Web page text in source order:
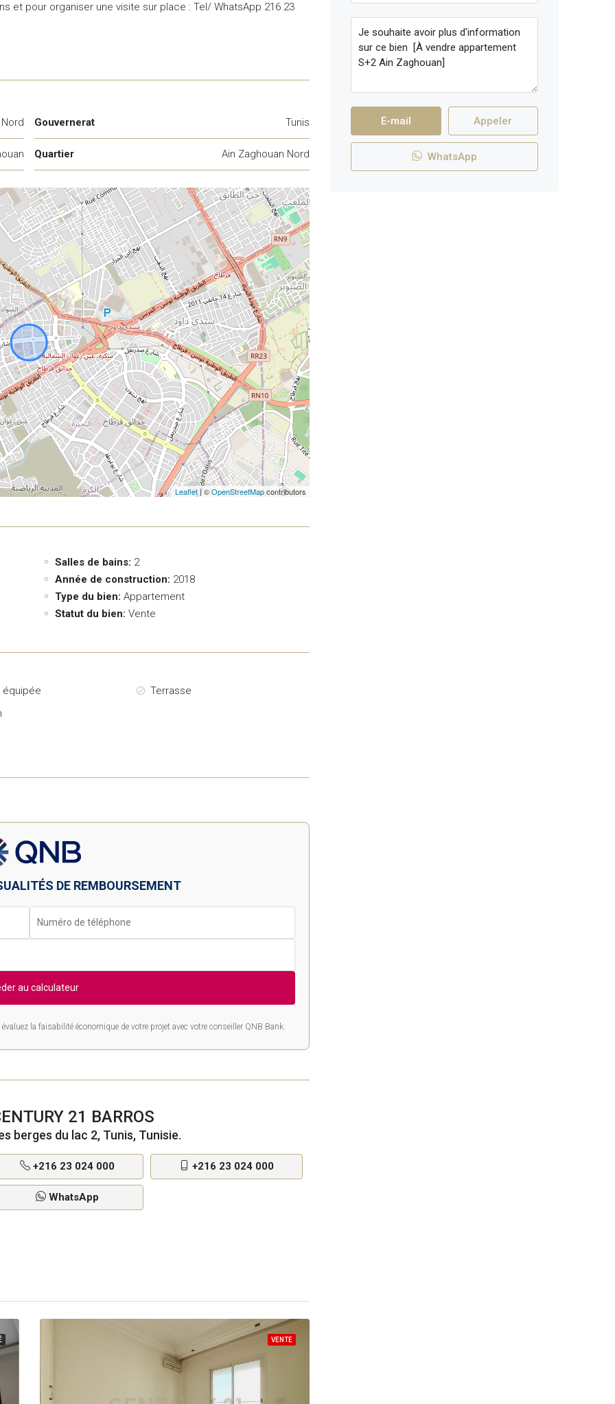
et pour organiser une visite sur place : Tel/ WhatsApp 216 23
Gouvernerat Tunis
Quartier Ain Zaghouan Nord
Leaflet| ©OpenStreetMapcontributors
Salles de bains: 2
Année de construction: 2018
Type du bien: Appartement
Statut du bien: Vente
équipée
Terrasse
DE REMBOURSEMENT
au calculateur
la faisabilité économique de votre projet avec votre conseiller QNB Bank.
21 BARROS
berges du lac 2, Tunis, Tunisie.
+216 23 024 000 +216 23 024 000
WhatsApp
VENTE
E-mail Appeler
WhatsApp